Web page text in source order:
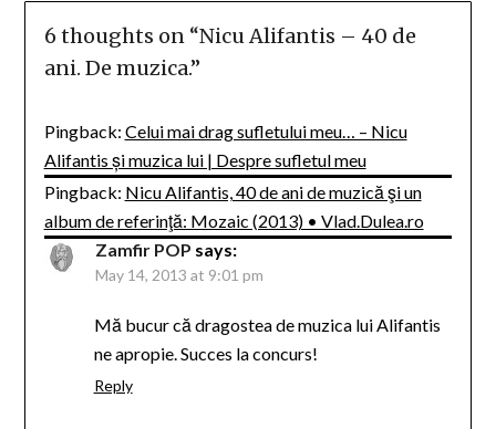
6 thoughts on “Nicu Alifantis – 40 de
ani. De muzica.”
Pingback: Celui mai drag sufletului meu… – Nicu
Alifantis și muzica lui | Despre sufletul meu
Pingback: Nicu Alifantis, 40 de ani de muzică şi un
album de referinţă: Mozaic (2013) • Vlad.Dulea.ro
Zamfir POP says:
May 14, 2013 at 9:01 pm
Mă bucur că dragostea de muzica lui Alifantis
ne apropie. Succes la concurs!
Reply